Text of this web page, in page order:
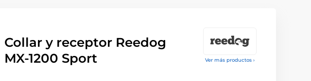
Ver más productos ›
Collar y receptor Reedog
MX-1200 Sport